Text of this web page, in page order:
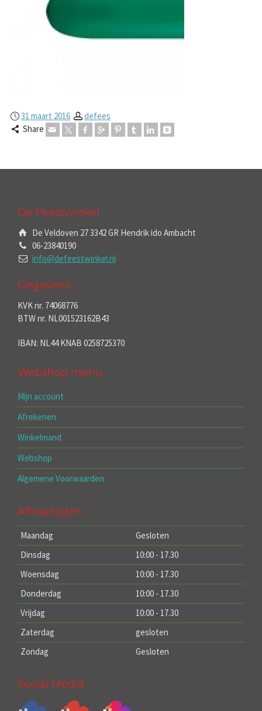
31 maart 2016
defees
Share
De Feestwinkel
De Veldoven 27 3342 GR Hendrik ido Ambacht
06-23840190
info@defeestwinkel.nl
Gegevens
KVK nr. 74068776
BTW nr. NL001523162B43
IBAN: NL44 KNAB 0258725370
Webshop menu
Mijn account
Afrekenen
Winkelmand
Webshop
Algemene Voorwaarden
Afhaaltijden
Maandag
Gesloten
Dinsdag
10:00 - 17.30
Woensdag
10:00 - 17.30
Donderdag
10:00 - 17.30
Vrijdag
10:00 - 17.30
Zaterdag
gesloten
Zondag
Gesloten
Social Media